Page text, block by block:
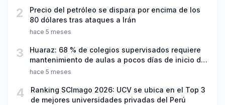
2
Precio del petróleo se dispara por encima de los
80 dólares tras ataques a Irán
hace 5 meses
3
Huaraz: 68 % de colegios supervisados requiere
mantenimiento de aulas a pocos días de inicio del
año escolar 2026
hace 5 meses
4
Ranking SCImago 2026: UCV se ubica en el Top 3
de mejores universidades privadas del Perú